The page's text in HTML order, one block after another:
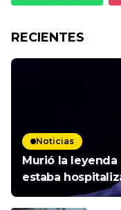
RECIENTES
Noticias
Murió la leyenda
estaba